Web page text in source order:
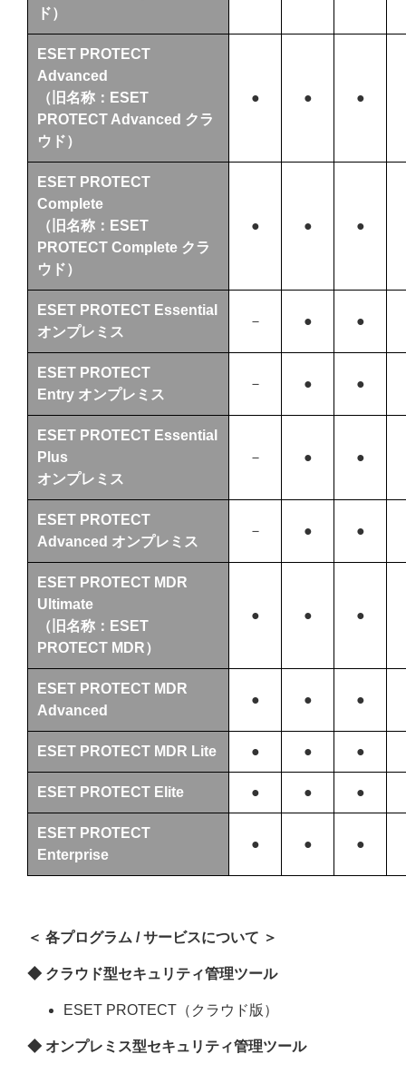
ド）
ESET PROTECT
Advanced
（旧名称：ESET
PROTECT Advanced クラ
ウド）
● ● ●
ESET PROTECT
Complete
（旧名称：ESET
PROTECT Complete クラ
ウド）
● ● ●
ESET PROTECT Essential
オンプレミス
－ ● ●
ESET PROTECT
Entry オンプレミス
－ ● ●
ESET PROTECT Essential
Plus
オンプレミス
－ ● ●
ESET PROTECT
Advanced オンプレミス
－ ● ●
ESET PROTECT MDR
Ultimate
（旧名称：ESET
PROTECT MDR）
● ● ●
ESET PROTECT MDR
Advanced
● ● ●
ESET PROTECT MDR Lite ● ● ●
ESET PROTECT Elite ● ● ●
ESET PROTECT
Enterprise
● ● ●
＜ 各プログラム / サービスについて ＞
◆ クラウド型セキュリティ管理ツール
ESET PROTECT（クラウド版）
◆ オンプレミス型セキュリティ管理ツール